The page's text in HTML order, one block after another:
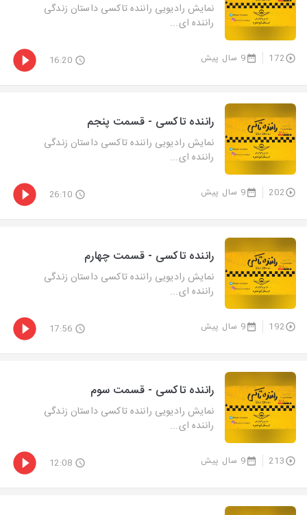
نمایش رادیویی راننده تاکسی داستان زندگی
راننده ای...
172 9 سال پیش 16:20
راننده تاکسی - قسمت پنجم
نمایش رادیویی راننده تاکسی داستان زندگی
راننده ای...
202 9 سال پیش 26:10
راننده تاکسی - قسمت چهارم
نمایش رادیویی راننده تاکسی داستان زندگی
راننده ای...
192 9 سال پیش 17:56
راننده تاکسی - قسمت سوم
نمایش رادیویی راننده تاکسی داستان زندگی
راننده ای...
213 9 سال پیش 12:08